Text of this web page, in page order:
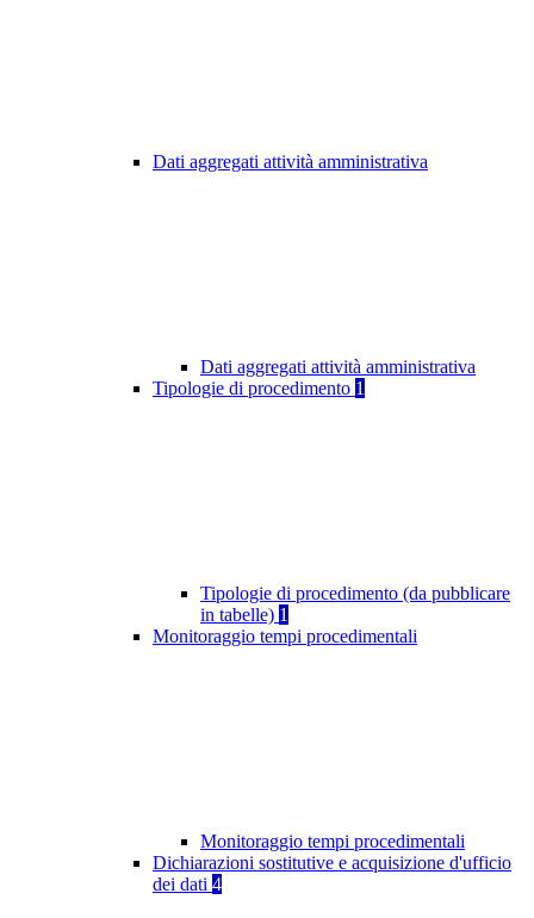
Dati aggregati attività amministrativa
Dati aggregati attività amministrativa
Tipologie di procedimento 1
Tipologie di procedimento (da pubblicare
in tabelle) 1
Monitoraggio tempi procedimentali
Monitoraggio tempi procedimentali
Dichiarazioni sostitutive e acquisizione d'ufficio
dei dati 4